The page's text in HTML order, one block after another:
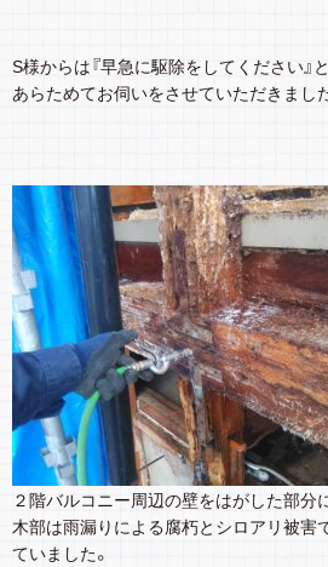
S様からは『早急に駆除をしてください』
あらためてお伺いをさせていただきまし
２階バルコニー周辺の壁をはがした部分
木部は雨漏りによる腐朽とシロアリ被害
ていました。